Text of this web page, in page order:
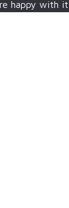
happy with it.